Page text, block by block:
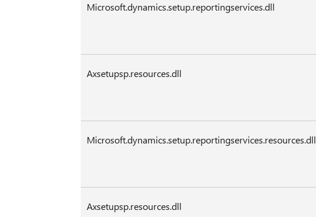
Microsoft.dynamics.setup.reportingservices.dll
Axsetupsp.resources.dll
Microsoft.dynamics.setup.reportingservices.resources.dll
Axsetupsp.resources.dll